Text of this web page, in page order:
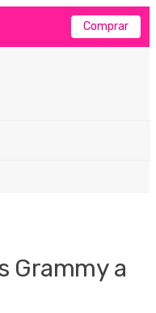
Comprar
Grammy a